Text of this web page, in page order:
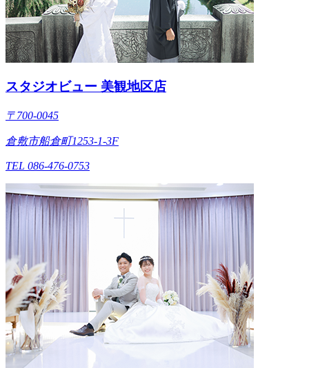
スタジオビュー 美観地区店
〒700-0045
倉敷市船倉町1253-1-3F
TEL 086-476-0753